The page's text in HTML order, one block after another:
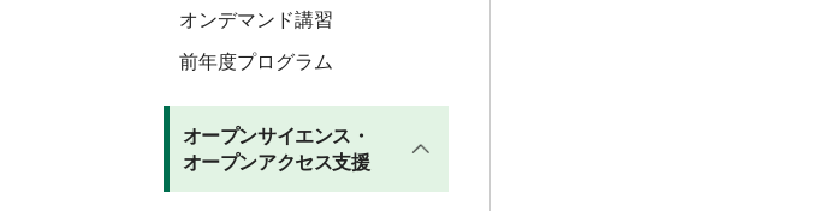
オンデマンド講習
前年度プログラム
オープンサイエンス・
オープンアクセス支援